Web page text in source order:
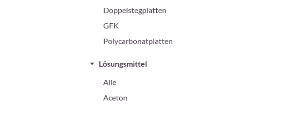
Doppelstegplatten
GFK
Polycarbonatplatten
Lösungsmittel
Alle
Aceton